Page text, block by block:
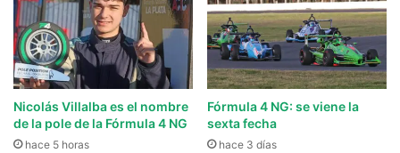
Nicolás Villalba es el nombre
de la pole de la Fórmula 4 NG
hace 5 horas
Fórmula 4 NG: se viene la
sexta fecha
hace 3 días